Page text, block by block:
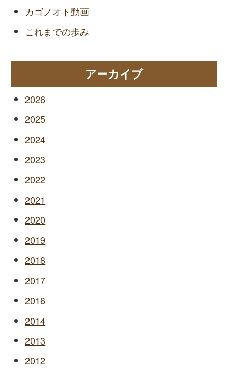
カゴノオト動画
これまでの歩み
アーカイブ
2026
2025
2024
2023
2022
2021
2020
2019
2018
2017
2016
2014
2013
2012